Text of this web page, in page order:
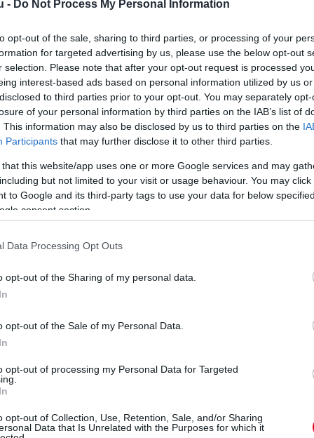
- Do Not Process My Personal Information
opt-out of the sale, sharing to third parties, or processing of your
for targeted advertising by us, please use the below opt-out
selection. Please note that after your opt-out request is processed
interest-based ads based on personal information utilized by us
to third parties prior to your opt-out. You may separately
of your personal information by third parties on the IAB’s list of
This information may also be disclosed by us to third parties on the
Participants that may further disclose it to other third parties.
that this website/app uses one or more Google services and may
but not limited to your visit or usage behaviour. You may
to Google and its third-party tags to use your data for below
consent section.
Data Processing Opt Outs
opt-out of the Sharing of my personal data.
opt-out of the Sale of my Personal Data.
opt-out of processing my Personal Data for Targeted
opt-out of Collection, Use, Retention, Sale, and/or Sharing
Data that Is Unrelated with the Purposes for which it
elé állították a versenyzőket; a nap
útviszonyok romlása miatt. A fennmaradó
ki az élen; miközben Solberg hibázott és
faragott a hátrányából, és a nap
a vezetéstől pedig mindössze egyetlen
Sami Pajari eközben brillírozott,
ő is lőtávolon belül találta magát.
napja ennek a versenynek, és ez idén sem
mutatja, hogy milyen gyorsan képes volt
Ogier például a nap elején elszenvedett
hogy aztán a következő szakasz után
dráma azonban a délelőtti felvonás végén
miután a jobb hátsó felfüggesztése
és Ogier is kénytelen volt feladni a napot,
így visszaesett a lista legvégére, a vezetést
a két Hyundai-pilóta, Fourmaux és Lappi
etapon szintén elvérzett, miután